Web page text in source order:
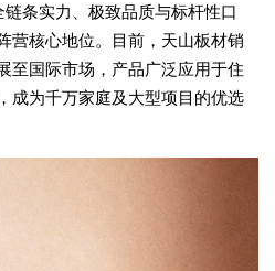
条实力、极致品质与标杆性口
营核心地位。目前，天山板材销
至国际市场，产品广泛应用于住
成为千万家庭及大型项目的优选